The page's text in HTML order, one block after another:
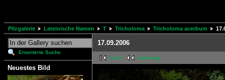
Pilzgalerie Lateinische Namen T Tricholoma Tricholoma acerbum
Erweiterte Suche
Neuestes Bild
17.09.2006
erste vorherige